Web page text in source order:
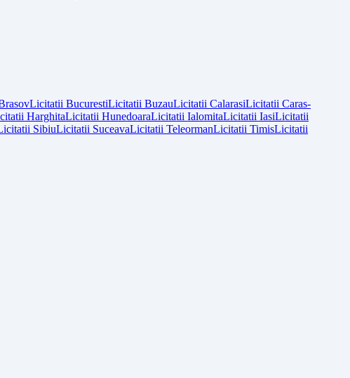
Licitatii BucurestiLicitatii BuzauLicitatii CalarasiLicitatii Caras-
HarghitaLicitatii HunedoaraLicitatii IalomitaLicitatii IasiLicitatii
SibiuLicitatii SuceavaLicitatii TeleormanLicitatii TimisLicitatii